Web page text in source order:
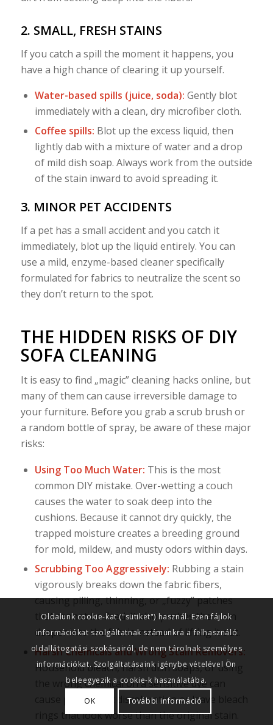
2. SMALL, FRESH STAINS
If you catch a spill the moment it happens, you
have a high chance of clearing it up yourself.
Water-based spills (juice, soda): Gently blot
immediately with a clean, dry microfiber cloth.
Coffee spills: Blot up the excess liquid, then
lightly dab with a mixture of water and a drop
of mild dish soap. Always work from the outside
of the stain inward to avoid spreading it.
3. MINOR PET ACCIDENTS
If a pet has a small accident and you catch it
immediately, blot up the liquid entirely. You can
use a mild, enzyme-based cleaner specifically
formulated for fabrics to neutralize the scent so
they don’t return to the spot.
THE HIDDEN RISKS OF DIY
SOFA CLEANING
It is easy to find „magic” cleaning hacks online, but
many of them can cause irreversible damage to
your furniture. Before you grab a scrub brush or
a random bottle of spray, be aware of these major
risks:
Using Too Much Water: This is the most
common DIY mistake. Over-wetting a couch
causes the water to soak deep into the
cushions. Because it cannot dry quickly, the
trapped moisture creates a breeding ground
for mold, mildew, and musty odors within days.
Scrubbing Too Aggressively: Rubbing a stain
vigorously breaks down the fabric fibers,
causing pilling, thinning, or „fuzzy” patches
that cannot be fixed. It also pushes the stain
deeper into the fabric instead of lifting it out.
Harsh Chemicals and Wrong Stain Removers:
Household bleach, harsh dish soaps, or using
the wrong chemical on a sensitive dye can
cause permanent discoloration or leave bleach
rings that look worse than the original stain.
Oldalunk cookie-kat ("sütiket") használ. Ezen fájlok
információkat szolgáltatnak számunkra a felhasználó
oldallátogatási szokásairól, de nem tárolnak személyes
információkat. Szolgáltatásaink igénybe vételével Ön
beleegyezik a cookie-k használatába.
OK További információ